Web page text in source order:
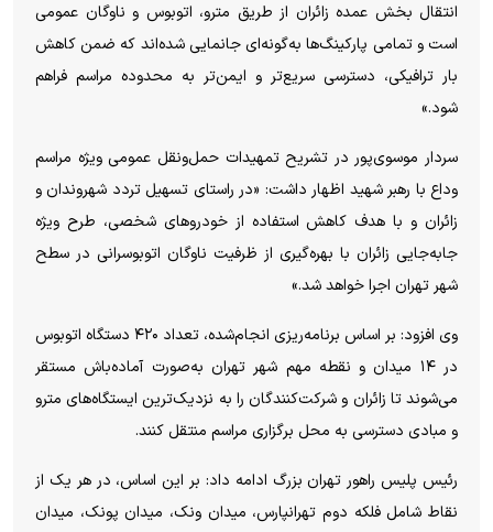
انتقال بخش عمده زائران از طریق مترو، اتوبوس و ناوگان عمومی
است و تمامی پارکینگ‌ها به‌گونه‌ای جانمایی شده‌اند که ضمن کاهش
بار ترافیکی، دسترسی سریع‌تر و ایمن‌تر به محدوده مراسم فراهم
شود.»
سردار موسوی‌پور در تشریح تمهیدات حمل‌ونقل عمومی ویژه مراسم
وداع با رهبر شهید اظهار داشت: «در راستای تسهیل تردد شهروندان و
زائران و با هدف کاهش استفاده از خودرو‌های شخصی، طرح ویژه
جابه‌جایی زائران با بهره‌گیری از ظرفیت ناوگان اتوبوسرانی در سطح
شهر تهران اجرا خواهد شد.»
وی افزود: بر اساس برنامه‌ریزی انجام‌شده، تعداد ۴۲۰ دستگاه اتوبوس
در ۱۴ میدان و نقطه مهم شهر تهران به‌صورت آماده‌باش مستقر
می‌شوند تا زائران و شرکت‌کنندگان را به نزدیک‌ترین ایستگاه‌های مترو
و مبادی دسترسی به محل برگزاری مراسم منتقل کنند.
رئیس پلیس راهور تهران بزرگ ادامه داد: بر این اساس، در هر یک از
نقاط شامل فلکه دوم تهرانپارس، میدان ونک، میدان پونک، میدان